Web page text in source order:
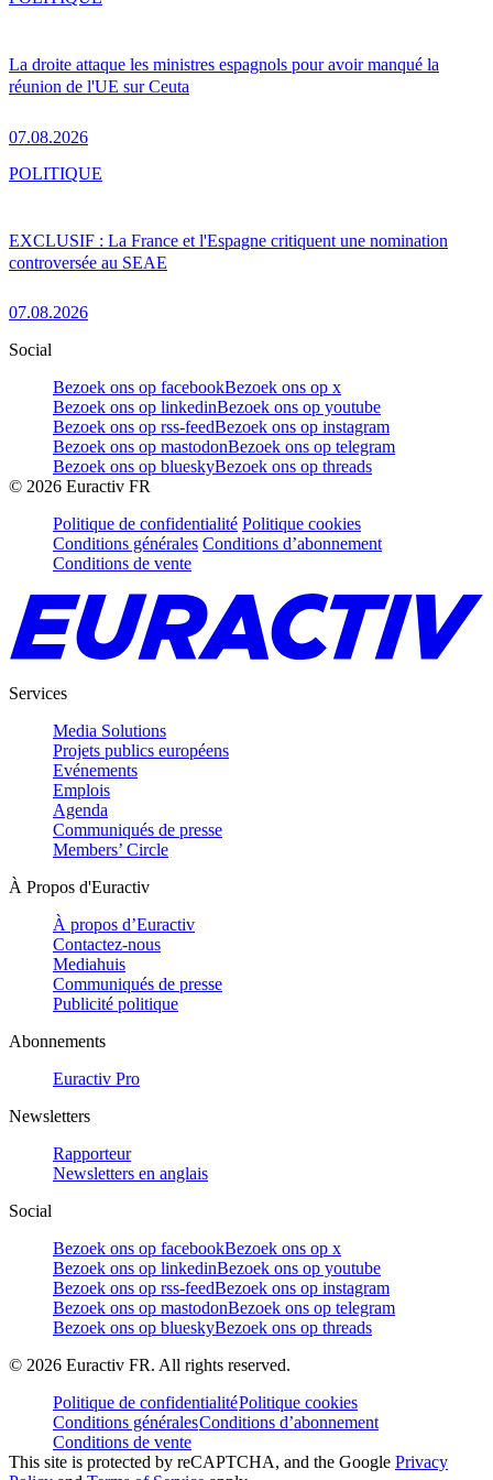
La droite attaque les ministres espagnols pour avoir manqué la
réunion de l'UE sur Ceuta
07.08.2026
EXCLUSIF : La France et l'Espagne critiquent une nomination
controversée au SEAE
07.08.2026
POLITIQUE
Social
Bezoek ons op facebookBezoek ons op x
Bezoek ons op linkedinBezoek ons op youtube
Bezoek ons op rss-feedBezoek ons op instagram
Bezoek ons op mastodonBezoek ons op telegram
Bezoek ons op blueskyBezoek ons op threads
© 2026 Euractiv FR
Politique de confidentialité Politique cookies
Conditions générales Conditions d’abonnement
Conditions de vente
Services
Media Solutions
Projets publics européens
Evénements
Emplois
Agenda
Communiqués de presse
Members’ Circle
À Propos d'Euractiv
À propos d’Euractiv
Contactez-nous
Mediahuis
Communiqués de presse
Publicité politique
Abonnements
Euractiv Pro
Newsletters
Rapporteur
Newsletters en anglais
Social
Bezoek ons op facebookBezoek ons op x
Bezoek ons op linkedinBezoek ons op youtube
Bezoek ons op rss-feedBezoek ons op instagram
Bezoek ons op mastodonBezoek ons op telegram
Bezoek ons op blueskyBezoek ons op threads
© 2026 Euractiv FR. All rights reserved.
Politique de confidentialitéPolitique cookies
Conditions généralesConditions d’abonnement
Conditions de vente
This site is protected by reCAPTCHA, and the Google Privacy